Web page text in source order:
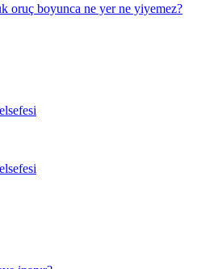
oruç boyunca ne yer ne yiyemez?